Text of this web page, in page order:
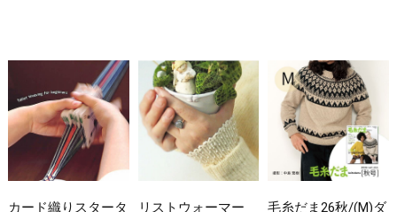
カード織りスタータ
リストウォーマー
毛糸だま26秋/(M)ダ